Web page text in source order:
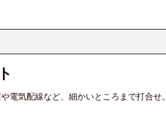
電気配線など、細かいところまで打合せ。